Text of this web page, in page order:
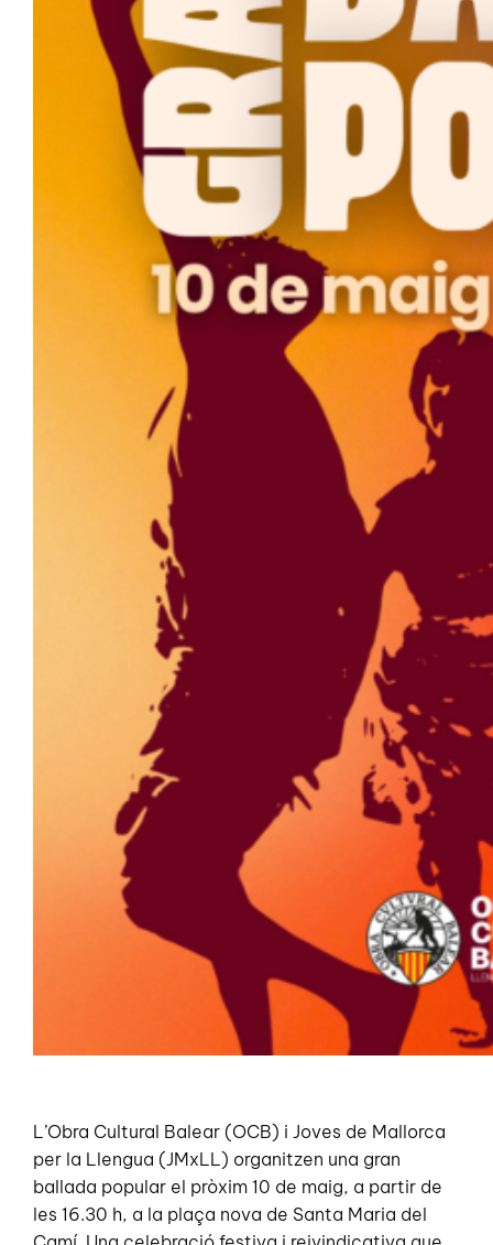
L’Obra Cultural Balear (OCB) i Joves de Mallorca
per la Llengua (JMxLL) organitzen una gran
ballada popular el pròxim 10 de maig, a partir de
les 16.30 h, a la plaça nova de Santa Maria del